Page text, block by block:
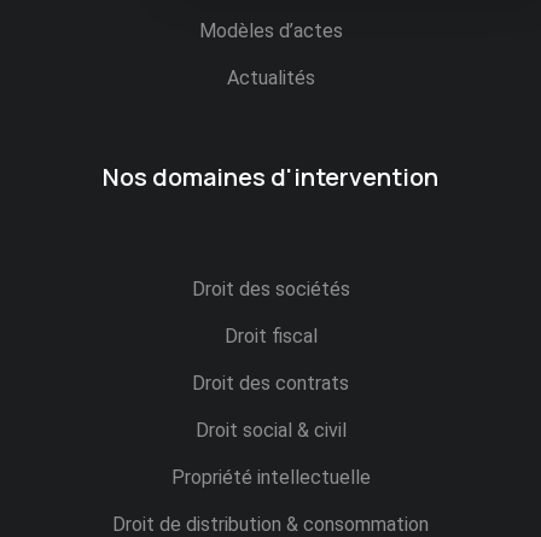
Modèles d’actes
Actualités
Nos domaines d'intervention
Droit des sociétés
Droit fiscal
Droit des contrats
Droit social & civil
Propriété intellectuelle
Droit de distribution & consommation